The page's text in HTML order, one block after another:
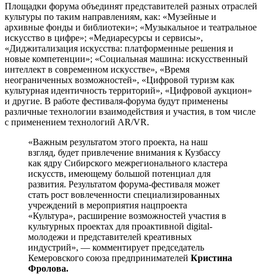
Площадки форума объединят представителей разных отраслей
культуры по таким направлениям, как: «Музейные и
архивные фонды и библиотеки»; «Музыкальное и театральное
искусство в цифре»; «Медиаресурсы и сервисы»,
«Диджитализация искусства: платформенные решения и
новые компетенции»; «Социальная машина: искусственный
интеллект в современном искусстве», «Время
неограниченных возможностей», «Цифровой туризм как
культурная идентичность территорий», «Цифровой аукцион»
и другие. В работе фестиваля-форума будут применены
различные технологии взаимодействия и участия, в том числе
с применением технологий AR/VR.
«Важным результатом этого проекта, на наш
взгляд, будет привлечение внимания к Кузбассу
как ядру Сибирского межрегионального кластера
искусств, имеющему большой потенциал для
развития. Результатом форума-фестиваля может
стать рост вовлеченности специализированных
учреждений в мероприятия нацпроекта
«Культура», расширение возможностей участия в
культурных проектах для проактивной digital-
молодежи и представителей креативных
индустрий», — комментирует председатель
Кемеровского союза предпринимателей Кристина
Фролова.